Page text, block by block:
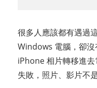
很多人應該都有遇過
Windows 電腦，卻
iPhone 相片轉移進
失敗，照片、影片不